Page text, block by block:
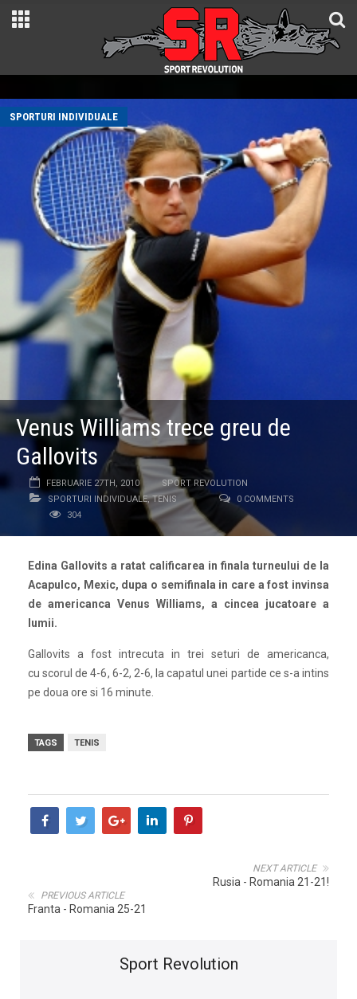
SPORTURI INDIVIDUALE
Venus Williams trece greu de
Gallovits
FEBRUARIE 27TH, 2010
SPORT REVOLUTION
SPORTURI INDIVIDUALE,TENIS
0 COMMENTS
304
Edina Gallovits a ratat calificarea in finala turneului de la
Acapulco, Mexic, dupa o semifinala in care a fost invinsa
de americanca Venus Williams, a cincea jucatoare a
lumii.
Gallovits a fost intrecuta in trei seturi de americanca,
cu scorul de 4-6, 6-2, 2-6, la capatul unei partide ce s-a intins
pe doua ore si 16 minute.
TAGS TENIS
NEXT ARTICLE
Rusia - Romania 21-21!
PREVIOUS ARTICLE
Franta - Romania 25-21
Sport Revolution